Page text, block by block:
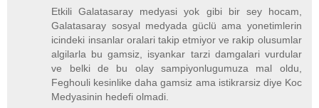
Etkili Galatasaray medyasi yok gibi bir sey hocam,
Galatasaray sosyal medyada güclü ama yonetimlerin
icindeki insanlar oralari takip etmiyor ve rakip olusumlar
algilarla bu gamsiz, isyankar tarzi damgalari vurdular
ve belki de bu olay sampiyonlugumuza mal oldu,
Feghouli kesinlike daha gamsiz ama istikrarsiz diye Koc
Medyasinin hedefi olmadi.